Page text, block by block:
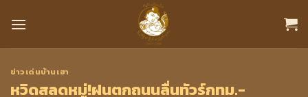
ข่าวเด่นบ้านเฮา
หวิดสลดหมู่!ฝนตกถนนลื่นทัวร์กทม.-